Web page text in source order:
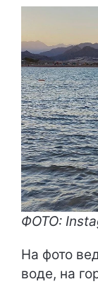
ФОТО:
На фото
воде, на